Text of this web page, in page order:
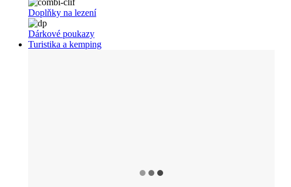
Doplňky na lezení
Dárkové poukazy
Turistika a kemping